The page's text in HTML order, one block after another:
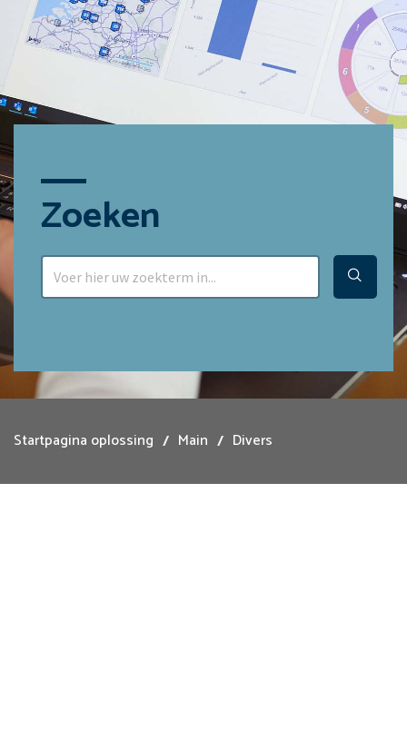
Zoeken
Startpagina oplossing Main Divers